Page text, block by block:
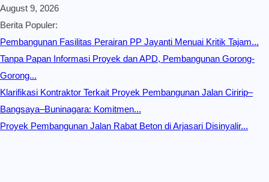
August 9, 2026
Berita Populer:
Pembangunan Fasilitas Perairan PP Jayanti Menuai Kritik Tajam...
Tanpa Papan Informasi Proyek dan APD, Pembangunan Gorong-
Gorong...
Klarifikasi Kontraktor Terkait Proyek Pembangunan Jalan Ciririp–
Bangsaya–Buninagara: Komitmen...
Proyek Pembangunan Jalan Rabat Beton di Arjasari Disinyalir...